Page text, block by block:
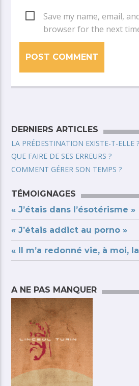
Save my name, email,
browser for the next
DERNIERS ARTICLES
LA PRÉDESTINATION EXISTE-T-ELLE ?
QUE FAIRE DE SES ERREURS ?
COMMENT GÉRER SON TEMPS ?
TÉMOIGNAGES
« J’étais dans l’ésotérisme »
« J’étais addict au porno »
« Il m’a redonné vie, à moi,
A NE PAS MANQUER